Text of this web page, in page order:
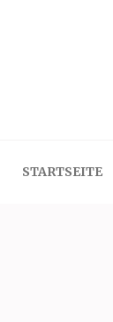
STARTSEITE